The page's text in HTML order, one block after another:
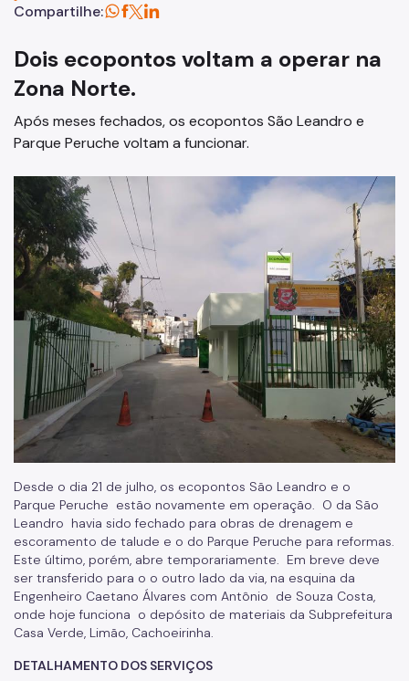
Programa de Metas
Compartilhe:
Dois ecopontos voltam a operar na
Zona Norte.
Após meses fechados, os ecopontos São Leandro e
Parque Peruche voltam a funcionar.
Desde o dia 21 de julho, os ecopontos São Leandro e o
Parque Peruche estão novamente em operação. O da São
Leandro havia sido fechado para obras de drenagem e
escoramento de talude e o do Parque Peruche para reformas.
Este último, porém, abre temporariamente. Em breve deve
ser transferido para o o outro lado da via, na esquina da
Engenheiro Caetano Álvares com Antônio de Souza Costa,
onde hoje funciona o depósito de materiais da Subprefeitura
Casa Verde, Limão, Cachoeirinha.
DETALHAMENTO DOS SERVIÇOS